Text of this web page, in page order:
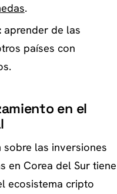
.
aprender de las
países con
en el
las inversiones
en Corea del Sur tiene
ecosistema cripto